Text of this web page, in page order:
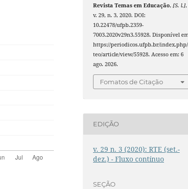
Revista Temas em Educação,[S. l.],
v. 29, n. 3, 2020. DOI:
10.22478/ufpb.2359-
7003.2020v29n3.55928. Disponível
https://periodicos.ufpb.br/
teo/article/view/55928. Acesso em: 6
ago. 2026.
Fomatos de Citação
EDIÇÃO
v. 29 n. 3 (2020): RTE (set.-
dez.) - Fluxo contínuo
SEÇÃO